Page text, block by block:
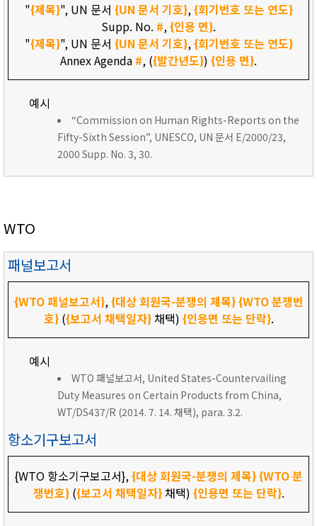
"{제목}", UN 문서 {UN 문서 기호},{회기번호 또는 연도}
Supp. No. #,{인용 면}.
"{제목}", UN 문서 {UN 문서 기호},{회기번호 또는 연도}
Annex Agenda #, ({발간년도}) {인용 면}.
예시
“Commission on Human Rights-Reports on the
Fifty-Sixth Session”, UNESCO, UN 문서 E/2000/23,
2000 Supp. No. 3, 30.
WTO
패널보고서
{WTO 패널보고서},{대상 회원국-분쟁의 제목}{WTO 분쟁번
호}({보고서 채택일자}채택) {인용면 또는 단락}.
예시
WTO 패널보고서, United States-Countervailing
Duty Measures on Certain Products from China,
WT/DS437/R (2014. 7. 14. 채택), para. 3.2.
항소기구보고서
{WTO 항소기구보고서},{대상 회원국-분쟁의 제목}{WTO 분
쟁번호}({보고서 채택일자}채택) {인용면 또는 단락}.